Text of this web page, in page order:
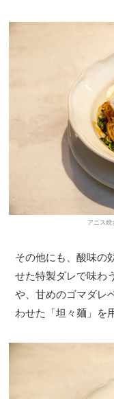
アニス焼
その他にも、酸味の
せた特製ダレで味わ
や、甘めのゴマダレ
わせた「坦々麺」を